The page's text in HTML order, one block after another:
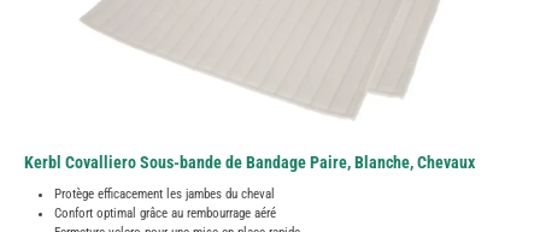
Kerbl Covalliero Sous-bande de Bandage Paire, Blanche, Chevaux
Protège efficacement les jambes du cheval
Confort optimal grâce au rembourrage aéré